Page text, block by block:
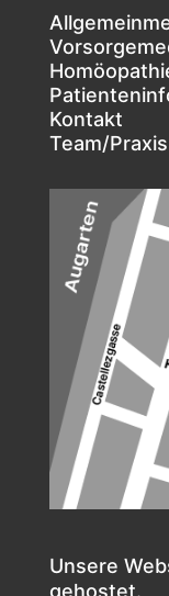
Kontakt
Team/Praxis
Unsere
gehostet.